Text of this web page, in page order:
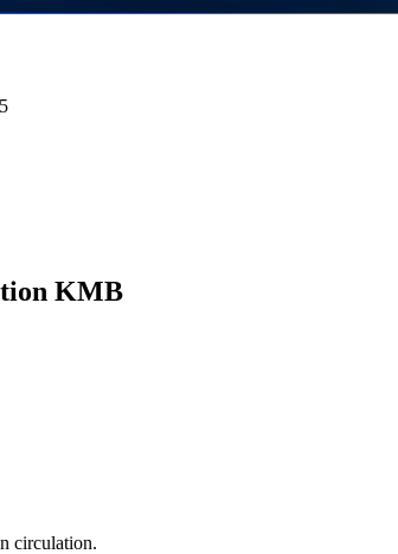
KMB
circulation.